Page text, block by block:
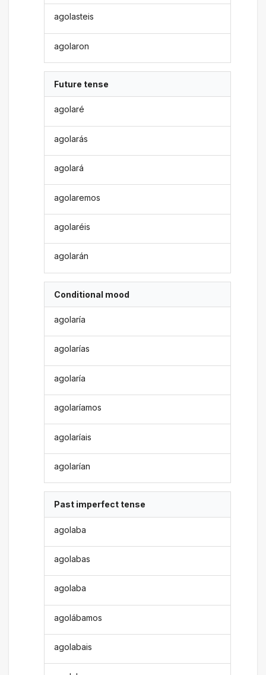
agolasteis
agolaron
Future tense
agolaré
agolarás
agolará
agolaremos
agolaréis
agolarán
Conditional mood
agolaría
agolarías
agolaría
agolaríamos
agolaríais
agolarían
Past imperfect tense
agolaba
agolabas
agolaba
agolábamos
agolabais